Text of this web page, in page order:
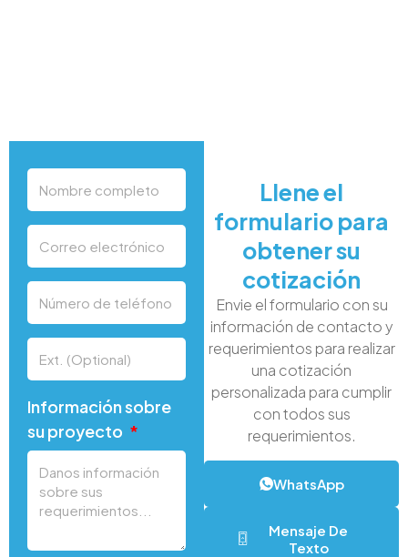
Información sobre
su proyecto
Llene el
formulario para
obtener su
cotización
Envie el formulario con su
información de contacto y
requerimientos para realizar
una cotización
personalizada para cumplir
con todos sus
requerimientos.
WhatsApp
Mensaje De
Texto